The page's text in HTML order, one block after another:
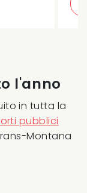
l'anno
in tutta la
pubblici
Montana